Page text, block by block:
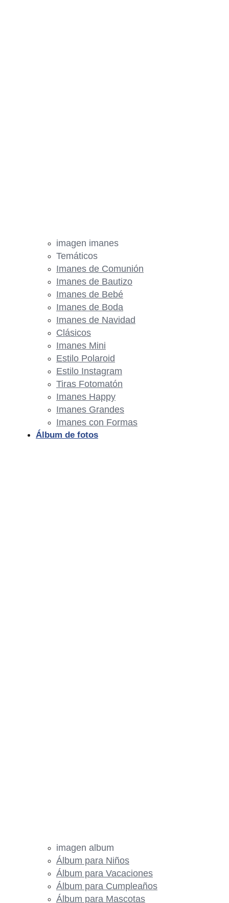
imagen imanes
Temáticos
Imanes de Comunión
Imanes de Bautizo
Imanes de Bebé
Imanes de Boda
Imanes de Navidad
Clásicos
Imanes Mini
Estilo Polaroid
Estilo Instagram
Tiras Fotomatón
Imanes Happy
Imanes Grandes
Imanes con Formas
Álbum de fotos
imagen album
Álbum para Niños
Álbum para Vacaciones
Álbum para Cumpleaños
Álbum para Mascotas